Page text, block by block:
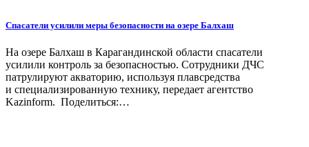
Спасатели усилили меры безопасности на озере Балхаш
На озере Балхаш в Карагандинской области спасатели
усилили контроль за безопасностью. Сотрудники ДЧС
патрулируют акваторию, используя плавсредства
и специализированную технику, передает агентство
Kazinform. Поделиться:…